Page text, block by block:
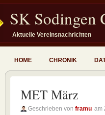
SK Sodingen
Aktuelle Vereinsnachrichten
HOME CHRONIK
MET März
Geschrieben von framu am